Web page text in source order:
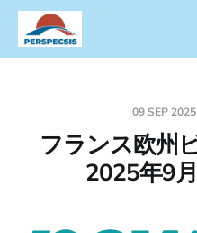
09 SEP 2025
フランス欧州
2025年9